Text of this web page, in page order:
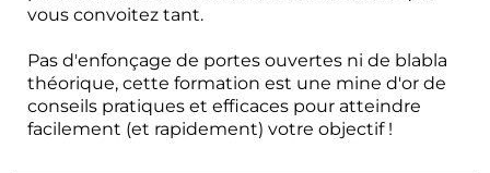
vous convoitez tant.
Pas d'enfonçage de portes ouvertes ni de blabla
théorique, cette formation est une mine d'or de
conseils pratiques et efficaces pour atteindre
facilement (et rapidement) votre objectif !